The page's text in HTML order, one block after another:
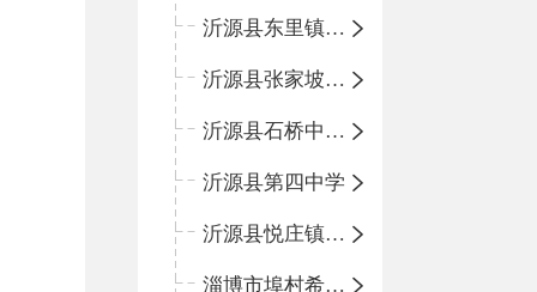
沂源县东里镇中心小学
沂源县张家坡中心学校
沂源县石桥中心学校
沂源县第四中学
沂源县悦庄镇中心小学
淄博市埠村希望小学